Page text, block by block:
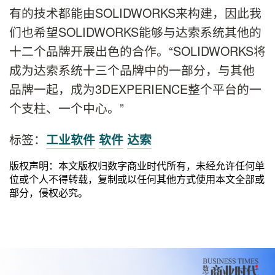
有的技术都能由SOLIDWORKS来构建，因此我
们也希望SOLIDWORKS能够与达索系统其他的
十二个品牌开展出色的合作。“SOLIDWORKS将
成为达索系统十三个品牌中的一部分，与其他
品牌一起，成为3DEXPERIENCE整个平台的一
个支柱、一个中心。”
标签： 工业软件 软件 达索
版权声明：本文版权归数字商业时代所有，未经允许任何单
位或个人不得转载，复制或以任何其他方式使用本文全部或
部分，侵权必究。